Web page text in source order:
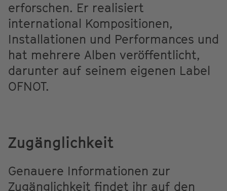
erforschen. Er realisiert
international Kompositionen,
Installationen und Performances und
hat mehrere Alben veröffentlicht,
darunter auf seinem eigenen Label
OFNOT.
Zugänglichkeit
Genauere Informationen zur
Zugänglichkeit findet ihr auf den